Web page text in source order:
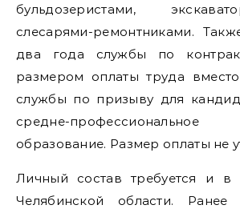
бульдозеристами,
слесарями-ремонтниками.
два года службы по
размером оплаты труда
службы по призыву для
средне-
образование. Размер оплаты не
Личный состав требуется и в
Челябинской области.